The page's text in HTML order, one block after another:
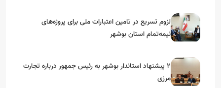
لزوم تسریع در تامین اعتبارات ملی برای پروژه‌های
نیمه‌تمام استان بوشهر
۲ پیشنهاد استاندار بوشهر به رئیس جمهور درباره تجارت
مرزی